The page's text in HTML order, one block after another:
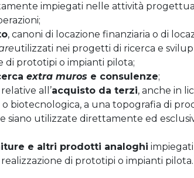
impiegati nelle attività
, canoni di locazione finanziaria o di
utilizzati nei progetti di ricerca e
di prototipi o impianti pilota;
extra muros e consulenze;
all’acquisto da terzi, anche in
biotecnologica, a una topografia di
siano utilizzate direttamente ed
e altri prodotti analoghi
di prototipi o impianti pilota.